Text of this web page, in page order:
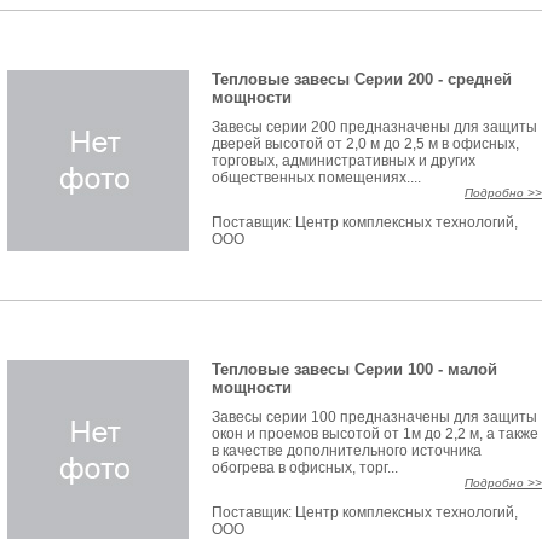
Тепловые завесы Серии 200 - средней
мощности
Завесы серии 200 предназначены для защиты
дверей высотой от 2,0 м до 2,5 м в офисных,
торговых, административных и других
общественных помещениях....
Подробно >>
Поставщик: Центр комплексных технологий,
ООО
Тепловые завесы Серии 100 - малой
мощности
Завесы серии 100 предназначены для защиты
окон и проемов высотой от 1м до 2,2 м, а также
в качестве дополнительного источника
обогрева в офисных, торг...
Подробно >>
Поставщик: Центр комплексных технологий,
ООО